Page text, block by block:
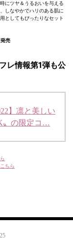
にツヤ＆うるおいを与える
しなやかでハリのある肌に
としてもぴったりなセット
売
レ情報第1弾も公
】凛と美しい
〟の限定コ…
ちら